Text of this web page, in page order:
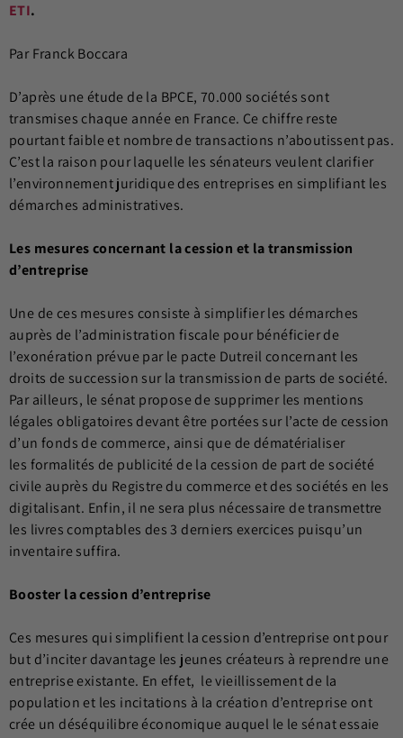
ETI.
Par Franck Boccara
D’après une étude de la BPCE, 70.000 sociétés sont
transmises chaque année en France. Ce chiffre reste
pourtant faible et nombre de transactions n’aboutissent pas.
C’est la raison pour laquelle les sénateurs veulent clarifier
l’environnement juridique des entreprises en simplifiant les
démarches administratives.
Les mesures concernant la cession et la transmission
d’entreprise
Une de ces mesures consiste à simplifier les démarches
auprès de l’administration fiscale pour bénéficier de
l’exonération prévue par le pacte Dutreil concernant les
droits de succession sur la transmission de parts de société.
Par ailleurs, le sénat propose de supprimer les mentions
légales obligatoires devant être portées sur l’acte de cession
d’un fonds de commerce, ainsi que de dématérialiser
les formalités de publicité de la cession de part de société
civile auprès du Registre du commerce et des sociétés en les
digitalisant. Enfin, il ne sera plus nécessaire de transmettre
les livres comptables des 3 derniers exercices puisqu’un
inventaire suffira.
Booster la cession d’entreprise
Ces mesures qui simplifient la cession d’entreprise ont pour
but d’inciter davantage les jeunes créateurs à reprendre une
entreprise existante. En effet, le vieillissement de la
population et les incitations à la création d’entreprise ont
crée un déséquilibre économique auquel le le sénat essaie